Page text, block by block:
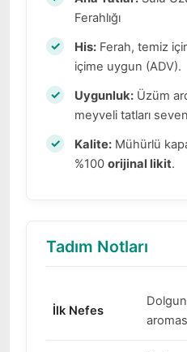
Ferahlığı
His: Ferah, temiz
içime uygun (ADV).
Uygunluk: Üzüm
meyveli tatları
Kalite: Mühürlü
%100 orijinal likit.
Tadım Notları
İlk Nefes